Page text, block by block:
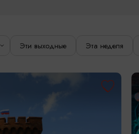
Эти выходные Эта неделя